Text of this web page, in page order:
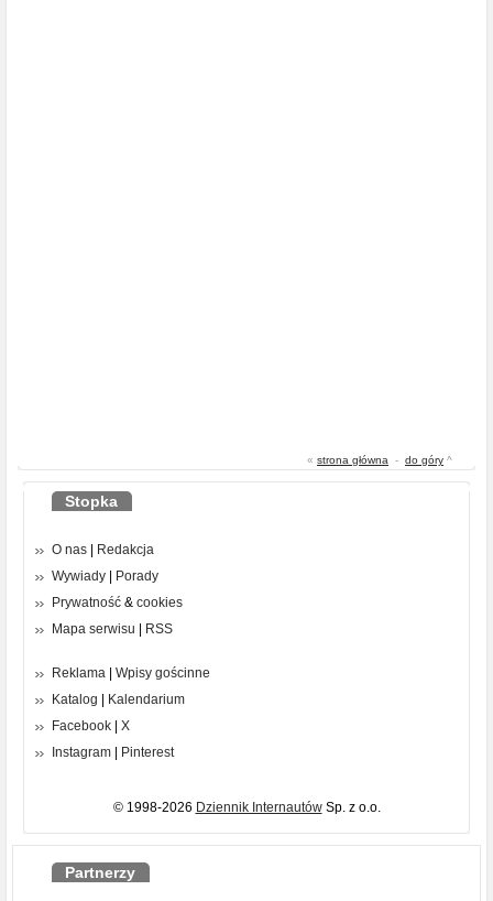
« strona główna - do góry ^
Stopka
O nas
Redakcja
Wywiady
Porady
Prywatność & cookies
Mapa serwisu
RSS
Reklama
Wpisy gościnne
Katalog
Kalendarium
Facebook
X
Instagram
Pinterest
© 1998-2026 Dziennik InternautówSp. z o.o.
Partnerzy